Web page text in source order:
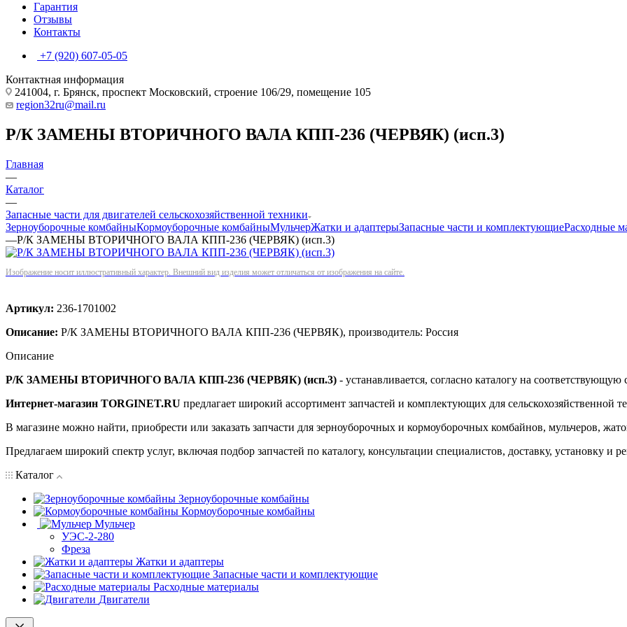
Гарантия
Отзывы
Контакты
+7 (920) 607-05-05
Контактная информация
241004, г. Брянск, проспект Московский, строение 106/29, помещение 105
region32ru@mail.ru
Р/К ЗАМЕНЫ ВТОРИЧНОГО ВАЛА КПП-236 (ЧЕРВЯК) (исп.3)
Главная
—
Каталог
—
Запасные части для двигателей сельскохозяйственной техники
Зерноуборочные комбайныКормоуборочные комбайныМульчерЖатки и адаптерыЗапасные части и комплектующиеРасходные
—Р/К ЗАМЕНЫ ВТОРИЧНОГО ВАЛА КПП-236 (ЧЕРВЯК) (исп.3)
Изображение носит иллюстративный характер. Внешний вид изделия может отличаться от изображения на сайте.
Артикул: 236-1701002
Описание: Р/К ЗАМЕНЫ ВТОРИЧНОГО ВАЛА КПП-236 (ЧЕРВЯК), производитель: Россия
Описание
Р/К ЗАМЕНЫ ВТОРИЧНОГО ВАЛА КПП-236 (ЧЕРВЯК) (исп.3) - устанавливается, согласно каталогу на соответствующую
Интернет-магазин TORGINET.RU предлагает широкий ассортимент запчастей и комплектующих для сельскохозяйственной
В магазине можно найти, приобрести или заказать запчасти для зерноуборочных и кормоуборочных комбайнов, мульчеров,
Предлагаем широкий спектр услуг, включая подбор запчастей по каталогу, консультации специалистов, доставку, установку и
Каталог
Зерноуборочные комбайны
Кормоуборочные комбайны
Мульчер
УЭС-2-280
Фреза
Жатки и адаптеры
Запасные части и комплектующие
Расходные материалы
Двигатели